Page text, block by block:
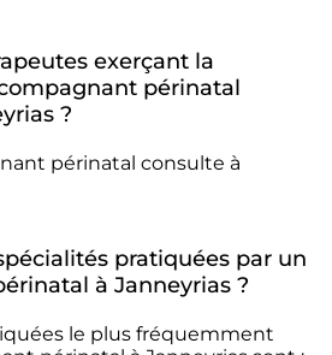
exerçant la
périnatal
?
périnatal consulte à
pratiquées par un
à Janneyrias ?
le plus fréquemment